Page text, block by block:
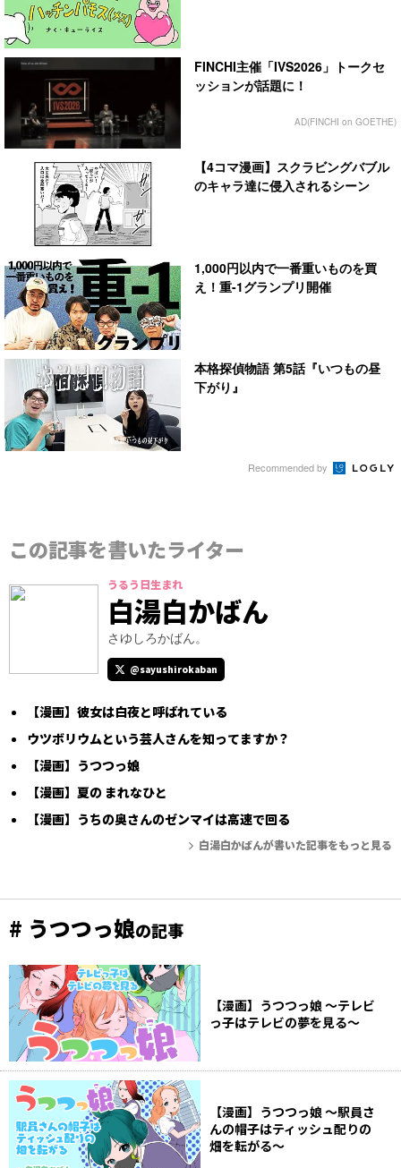
FINCHI主催「IVS2026」トークセ
ッションが話題に！
AD(FINCHI on GOETHE)
【4コマ漫画】スクラビングバブル
のキャラ達に侵入されるシーン
1,000円以内で一番重いものを買
え！重-1グランプリ開催
本格探偵物語 第5話『いつもの昼
下がり』
Recommended by
この記事を書いたライター
うるう日生まれ
白湯白かばん
さゆしろかばん。
@sayushirokaban
【漫画】彼女は白夜と呼ばれている
ウツボリウムという芸人さんを知ってますか？
【漫画】うつつっ娘
【漫画】夏の まれなひと
【漫画】うちの奥さんのゼンマイは高速で回る
白湯白かばんが書いた記事をもっと見る
# うつつっ娘の記事
【漫画】うつつっ娘 〜テレビ
っ子はテレビの夢を見る〜
【漫画】うつつっ娘 〜駅員さ
んの帽子はティッシュ配りの
畑を転がる〜